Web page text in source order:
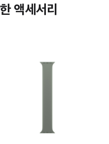
액세서리